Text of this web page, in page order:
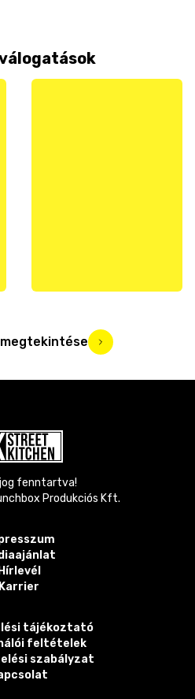
jog fenntartva!
Produkciós Kft.
Hírlevél
Karrier
tájékoztató
feltételek
szabályzat